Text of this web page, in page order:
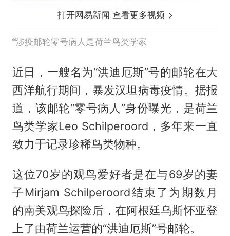
打开网易新闻 查看更多视频
涉疫邮轮零号病人是荷兰鸟类学家
近日，一艘名为“洪迪厄斯”号的邮轮在大
西洋航行期间，暴发汉坦病毒疫情。据报
道，该邮轮“零号病人”身份曝光，是荷兰
鸟类学家Leo Schilperoord，多年来一直
致力于记录珍稀鸟类物种。
这位70岁的观鸟爱好者是在与69岁的妻
子Mirjam Schilperoord结束了为期数月
的南美观鸟探险后，在阿根廷乌斯怀亚登
上了由荷兰运营的“洪迪厄斯”号邮轮。